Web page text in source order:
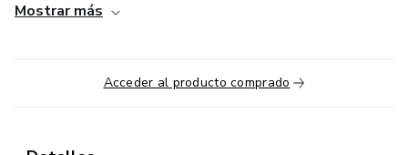
correspondientes 11 PDF'S para que puedas poner orden a
desarrollo de conceptos, apoyadas por ejemplos prácticos
y ejercicios interactivos que te ayudarán a aplicar lo
aprendido de inmediato.
Mostrar más
Acceder al producto comprado